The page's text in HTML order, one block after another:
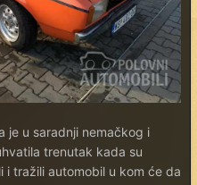
je u saradnji nemačkog i
trenutak kada su
tražili automobil u kom će da